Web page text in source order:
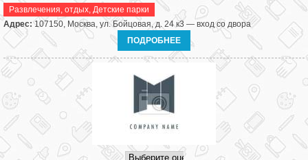
Развлечения, отдых, Детские парки
Адрес:107150, Москва, ул. Бойцовая, д. 24 к3 — вход со двора
ПОДРОБНЕЕ